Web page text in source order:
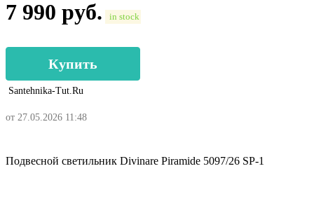
7 990 руб. in stock
Купить
Santehnika-Tut.ru
от 27.05.2026 11:48
Подвесной светильник Divinare Piramide 5097/26 SP-1